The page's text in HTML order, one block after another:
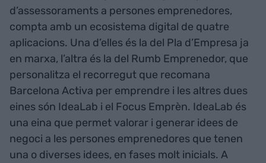
d’assessoraments a persones emprenedores,
compta amb un ecosistema digital de quatre
aplicacions. Una d’elles és la del Pla d’Empresa ja
en marxa, l’altra és la del Rumb Emprenedor, que
personalitza el recorregut que recomana
Barcelona Activa per emprendre i les altres dues
eines són IdeaLab i el Focus Emprèn. IdeaLab és
una eina que permet valorar i generar idees de
negoci a les persones emprenedores que tenen
una o diverses idees, en fases molt inicials. A